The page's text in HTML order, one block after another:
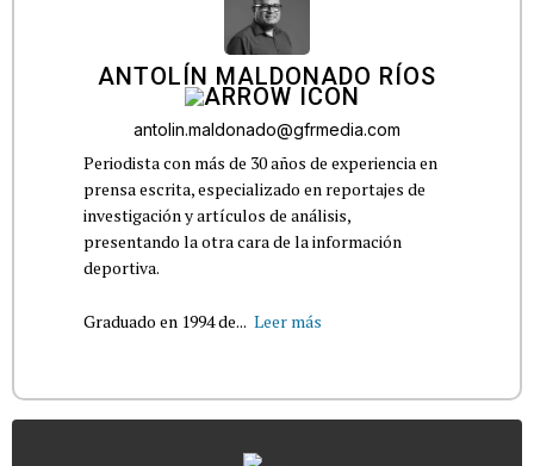
ANTOLÍN MALDONADO RÍOS
antolin.maldonado@gfrmedia.com
Periodista con más de 30 años de experiencia en
prensa escrita, especializado en reportajes de
investigación y artículos de análisis,
presentando la otra cara de la información
deportiva.
Graduado en 1994 de... Leer más